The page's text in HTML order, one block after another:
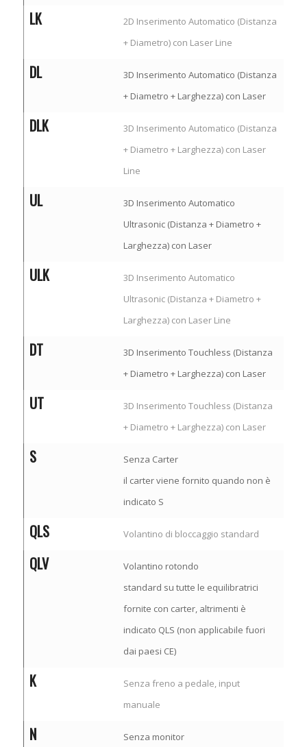
LK
2D Inserimento Automatico (Distanza
+ Diametro) con Laser Line
DL
3D Inserimento Automatico (Distanza
+ Diametro + Larghezza) con Laser
DLK
3D Inserimento Automatico (Distanza
+ Diametro + Larghezza) con Laser
Line
UL
3D Inserimento Automatico
Ultrasonic (Distanza + Diametro +
Larghezza) con Laser
ULK
3D Inserimento Automatico
Ultrasonic (Distanza + Diametro +
Larghezza) con Laser Line
DT
3D Inserimento Touchless (Distanza
+ Diametro + Larghezza) con Laser
UT
3D Inserimento Touchless (Distanza
+ Diametro + Larghezza) con Laser
S
Senza Carter
il carter viene fornito quando non è
indicato S
QLS Volantino di bloccaggio standard
QLV
Volantino rotondo
standard su tutte le equilibratrici
fornite con carter, altrimenti è
indicato QLS (non applicabile fuori
dai paesi CE)
K
Senza freno a pedale, input
manuale
N Senza monitor